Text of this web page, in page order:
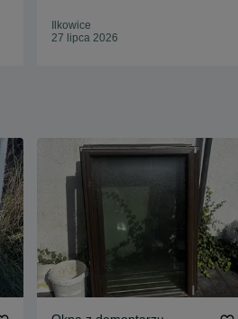
Ilkowice
27 lipca 2026